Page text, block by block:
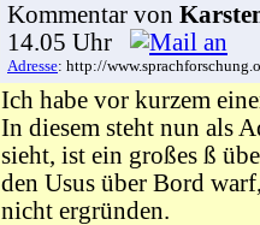
Kommentar von
14.05 Uhr
Adresse: http://
Ich habe vor kurzem
In diesem steht nun als
sieht, ist ein großes ß
den Usus über Bord
nicht ergründen.